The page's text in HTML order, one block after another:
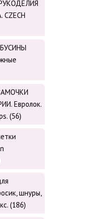
CZECH
Евролок.
(56)
шнуры,
(186)